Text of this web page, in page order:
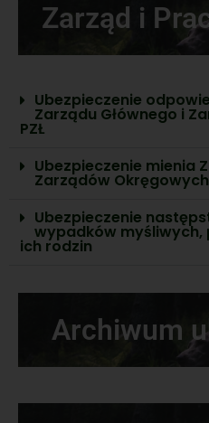
Zarząd i
Ubezpieczenie
Zarządu Głównego i
PZŁ
Ubezpieczenie mienia
Zarządów Okręgowych
Ubezpieczenie
wypadków myśliwych,
ich rodzin
Archiwum